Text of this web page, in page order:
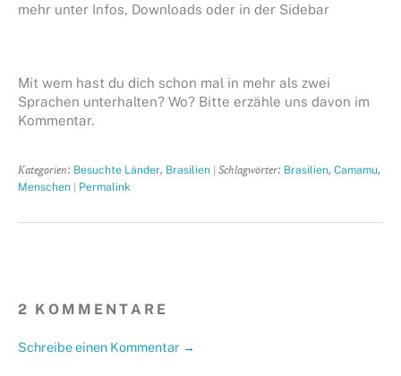
mehr unter Infos, Downloads oder in der Sidebar
Mit wem hast du dich schon mal in mehr als zwei
Sprachen unterhalten? Wo? Bitte erzähle uns davon im
Kommentar.
Kategorien: Besuchte Länder, Brasilien | Schlagwörter: Brasilien, Camamu,
Menschen | Permalink
2 KOMMENTARE
Schreibe einen Kommentar →